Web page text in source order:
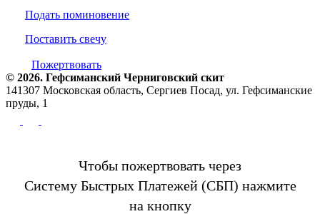
Подать поминовение
Поставить свечу
Пожертвовать
© 2026. Гефсиманский Черниговский cкит
141307 Московская область, Сергиев Посад, ул. Гефсиманские
пруды, 1
Чтобы пожертвовать через
Систему Быстрых Платежей (СБП) нажмите
на кнопку